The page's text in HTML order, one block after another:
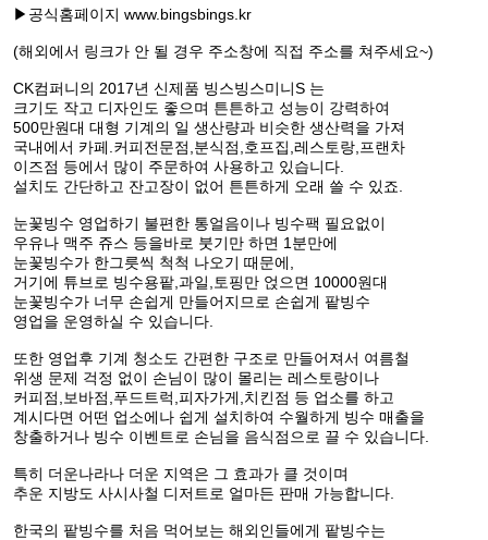
▶공식홈페이지 www.bingsbings.kr
(해외에서 링크가 안 될 경우 주소창에 직접 주소를 쳐주세요~)
CK컴퍼니의 2017년 신제품 빙스빙스미니S 는
크기도 작고 디자인도 좋으며 튼튼하고 성능이 강력하여
500만원대 대형 기계의 일 생산량과 비슷한 생산력을 가져
국내에서 카페.커피전문점,분식점,호프집,레스토랑,프랜차
이즈점 등에서 많이 주문하여 사용하고 있습니다.
설치도 간단하고 잔고장이 없어 튼튼하게 오래 쓸 수 있죠.
눈꽃빙수 영업하기 불편한 통얼음이나 빙수팩 필요없이
우유나 맥주 쥬스 등을바로 붓기만 하면 1분만에
눈꽃빙수가 한그릇씩 척척 나오기 때문에,
거기에 튜브로 빙수용팥,과일,토핑만 얹으면 10000원대
눈꽃빙수가 너무 손쉽게 만들어지므로 손쉽게 팥빙수
영업을 운영하실 수 있습니다.
또한 영업후 기계 청소도 간편한 구조로 만들어져서 여름철
위생 문제 걱정 없이 손님이 많이 몰리는 레스토랑이나
커피점,보바점,푸드트럭,피자가게,치킨점 등 업소를 하고
계시다면 어떤 업소에나 쉽게 설치하여 수월하게 빙수 매출을
창출하거나 빙수 이벤트로 손님을 음식점으로 끌 수 있습니다.
특히 더운나라나 더운 지역은 그 효과가 클 것이며
추운 지방도 사시사철 디저트로 얼마든 판매 가능합니다.
한국의 팥빙수를 처음 먹어보는 해외인들에게 팥빙수는